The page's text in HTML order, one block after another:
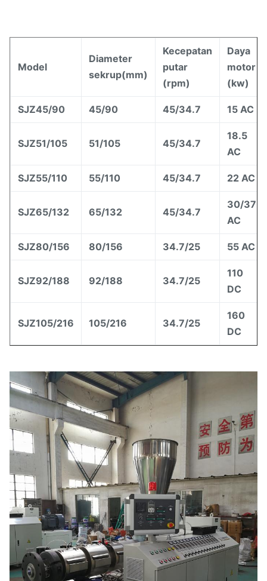
Model
Diameter
sekrup(mm)
Kecepatan
putar
(rpm)
Daya
motor
(kw)
SJZ45/90 45/90 45/34.7 15 AC
SJZ51/105 51/105 45/34.7
18.5
AC
SJZ55/110 55/110 45/34.7 22 AC
SJZ65/132 65/132 45/34.7
30/37
AC
SJZ80/156 80/156 34.7/25 55 AC
SJZ92/188 92/188 34.7/25
110
DC
SJZ105/216 105/216 34.7/25
160
DC